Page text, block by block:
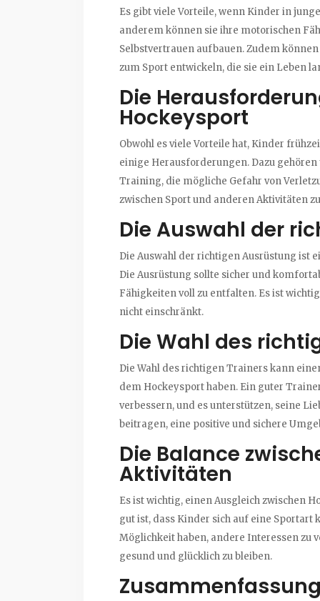
Es gibt viele Vorteile, wenn Kinder in
anderem können sie ihre motorischen
Selbstvertrauen aufbauen. Zudem
zum Sport entwickeln, die sie ein Leben
Die
Hockeysport
Obwohl es viele Vorteile hat, Kinder
einige Herausforderungen. Dazu
Training, die mögliche Gefahr von
zwischen Sport und anderen Aktivitäten
Die Auswahl der
Die Auswahl der richtigen Ausrüstung ist
Die Ausrüstung sollte sicher und
Fähigkeiten voll zu entfalten. Es ist
nicht einschränkt.
Die Wahl des
Die Wahl des richtigen Trainers kann
dem Hockeysport haben. Ein guter
verbessern, und es unterstützen, seine
beitragen, eine positive und sichere
Die Balance
Aktivitäten
Es ist wichtig, einen Ausgleich zwischen
gut ist, dass Kinder sich auf eine Sportart
Möglichkeit haben, andere Interessen zu
gesund und glücklich zu bleiben.